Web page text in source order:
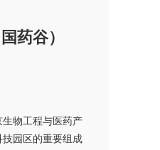
药谷）
物工程与医药产
园区的重要组成